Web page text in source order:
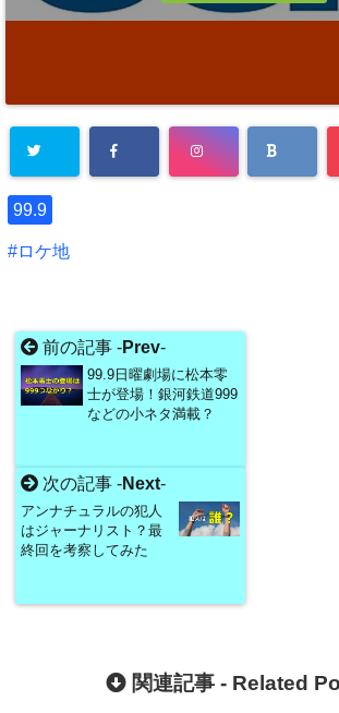
99.9
ロケ地
前の記事 -Prev-
99.9日曜劇場に松本零
士が登場！銀河鉄道999
などの小ネタ満載？
次の記事 -Next-
アンナチュラルの犯人
はジャーナリスト？最
終回を考察してみた
関連記事 - Related